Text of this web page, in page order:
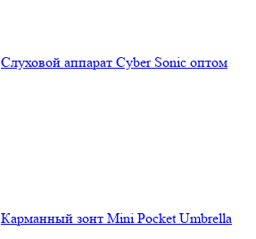
Слуховой аппарат Cyber Sonic оптом
Карманный зонт Mini Pocket Umbrella